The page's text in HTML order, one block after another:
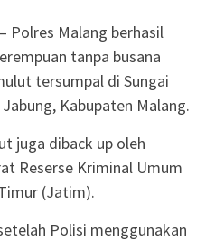
Polres Malang berhasil
tanpa busana
tersumpal di Sungai
Kabupaten Malang.
juga diback up oleh
Reserse Kriminal Umum
(Jatim).
Polisi menggunakan